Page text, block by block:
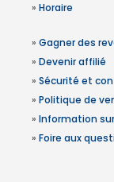
» Horaire
» Gagner des
» Devenir affilié
» Sécurité et
» Politique de
» Information
» Foire aux